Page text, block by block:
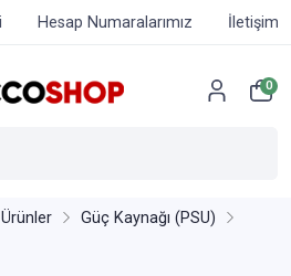
Hesap Numaralarımız İletişim
0
Güç Kaynağı (PSU)